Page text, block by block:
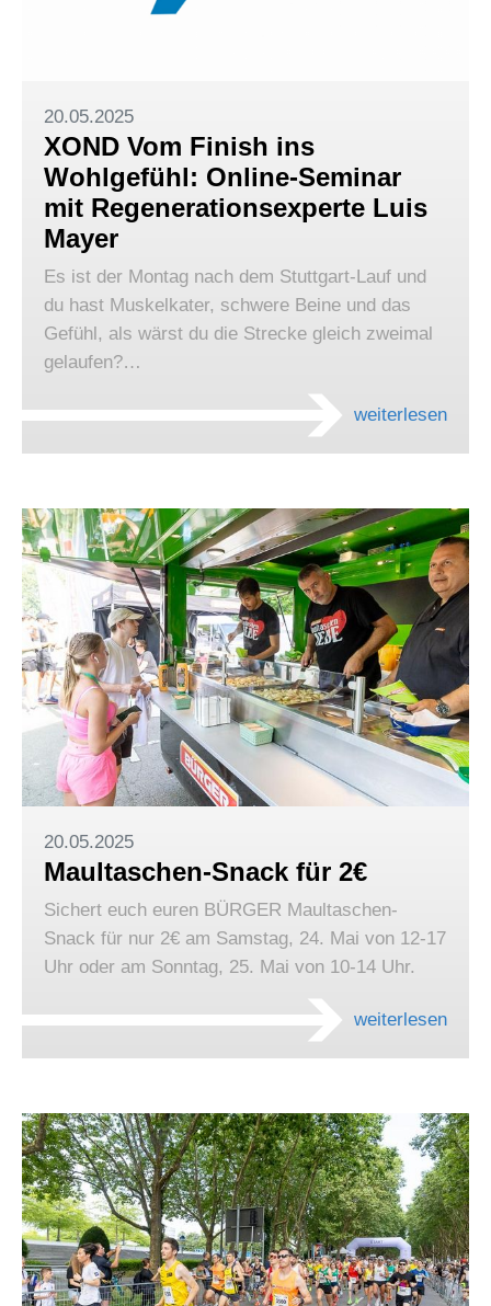
20.05.2025
XOND Vom Finish ins
Wohlgefühl: Online-Seminar
mit Regenerationsexperte Luis
Mayer
Es ist der Montag nach dem Stuttgart-Lauf und
du hast Muskelkater, schwere Beine und das
Gefühl, als wärst du die Strecke gleich zweimal
gelaufen?…
weiterlesen
20.05.2025
Maultaschen-Snack für 2€
Sichert euch euren BÜRGER Maultaschen-
Snack für nur 2€ am Samstag, 24. Mai von 12-17
Uhr oder am Sonntag, 25. Mai von 10-14 Uhr.
weiterlesen